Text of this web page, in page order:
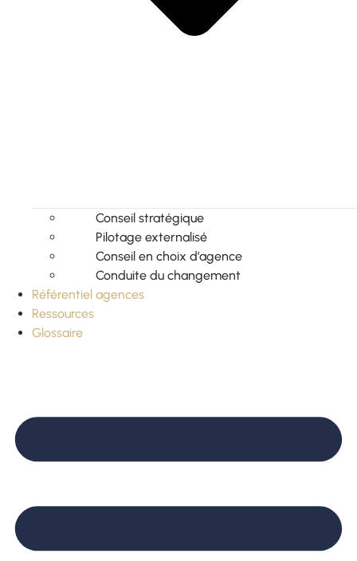
Conseil stratégique
Pilotage externalisé
Conseil en choix d’agence
Conduite du changement
Référentiel agences
Ressources
Glossaire